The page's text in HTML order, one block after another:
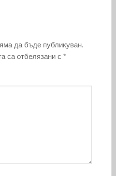
да бъде публикуван.
са отбелязани с *